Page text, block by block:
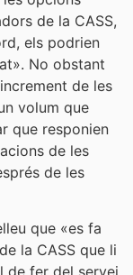
de la CASS,
els podrien
No obstant
de les
volum que
que responien
de les
de les
que «es fa
la CASS que li
de fer del servei